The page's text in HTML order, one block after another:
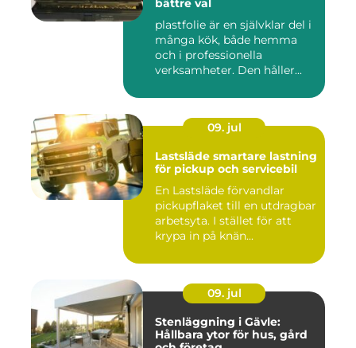
bättre val
plastfolie är en självklar del i
många kök, både hemma
och i professionella
verksamheter. Den håller...
09. jul
Lastsläde smartare lastning
för pickup och servicebil
En Lastsläde förvandlar
pickupflaket till en utdragbar
arbetsyta. I stället för att
krypa in på knän...
09. jul
Stenläggning i Gävle:
Hållbara ytor för hus, gård